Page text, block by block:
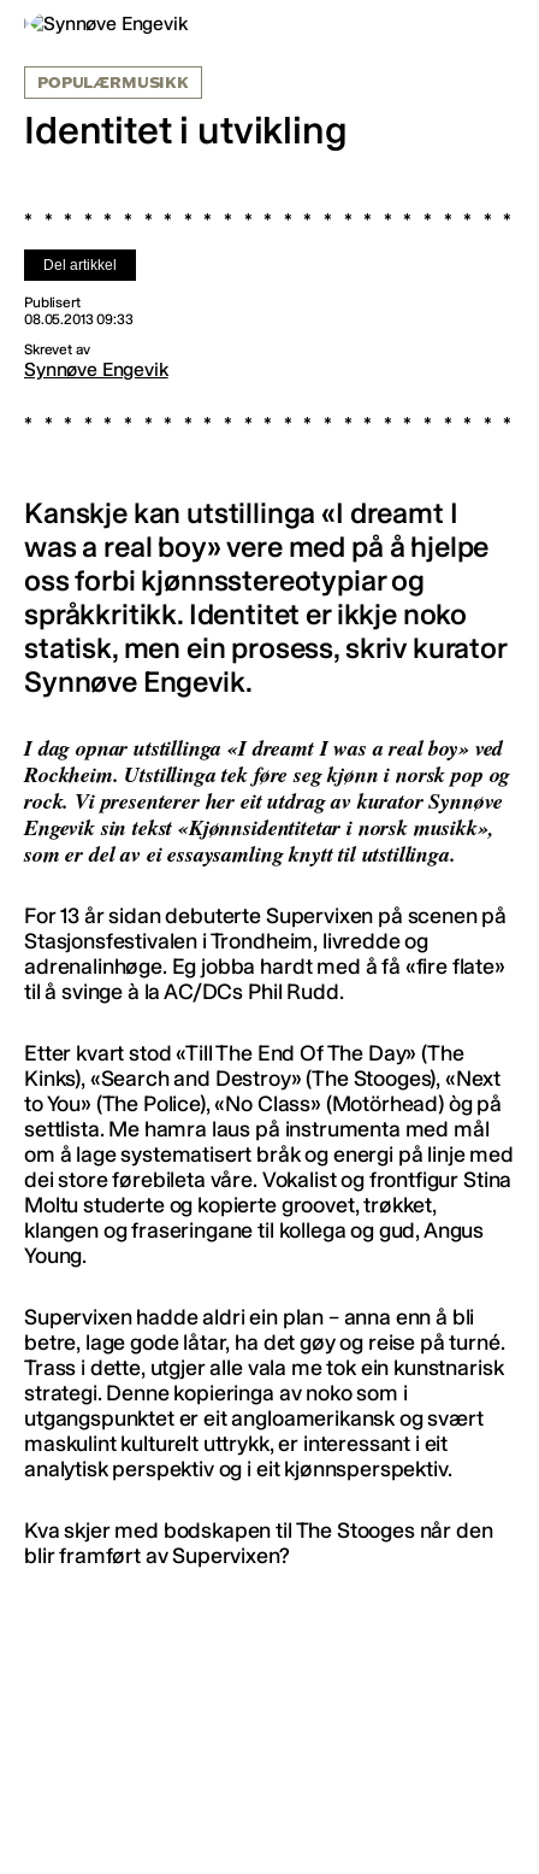
POPULÆRMUSIKK
Identitet i utvikling
Del artikkel
Publisert
08.05.2013 09:33
Skrevet av
Synnøve Engevik
Kanskje kan utstillinga «I dreamt I
was a real boy» vere med på å hjelpe
oss forbi kjønnsstereotypiar og
språkkritikk. Identitet er ikkje noko
statisk, men ein prosess, skriv kurator
Synnøve Engevik.
I dag opnar utstillinga «I dreamt I was a real boy» ved
Rockheim. Utstillinga tek føre seg kjønn i norsk pop og
rock. Vi presenterer her eit utdrag av kurator Synnøve
Engevik sin tekst «Kjønnsidentitetar i norsk musikk»,
som er del av ei essaysamling knytt til utstillinga.
For 13 år sidan debuterte Supervixen på scenen på
Stasjonsfestivalen i Trondheim, livredde og
adrenalinhøge. Eg jobba hardt med å få «fire flate»
til å svinge à la AC/DCs Phil Rudd.
Etter kvart stod «Till The End Of The Day» (The
Kinks), «Search and Destroy» (The Stooges), «Next
to You» (The Police), «No Class» (Motörhead) òg på
settlista. Me hamra laus på instrumenta med mål
om å lage systematisert bråk og energi på linje med
dei store førebileta våre. Vokalist og frontfigur Stina
Moltu studerte og kopierte groovet, trøkket,
klangen og fraseringane til kollega og gud, Angus
Young.
Supervixen hadde aldri ein plan – anna enn å bli
betre, lage gode låtar, ha det gøy og reise på turné.
Trass i dette, utgjer alle vala me tok ein kunstnarisk
strategi. Denne kopieringa av noko som i
utgangspunktet er eit angloamerikansk og svært
maskulint kulturelt uttrykk, er interessant i eit
analytisk perspektiv og i eit kjønnsperspektiv.
Kva skjer med bodskapen til The Stooges når den
blir framført av Supervixen?